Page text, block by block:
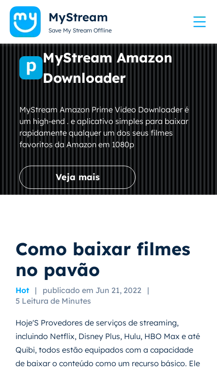
MyStream
Save My Stream Offline
MyStream Amazon
Downloader
MyStream Amazon Prime Video Downloader é
um high-end . e aplicativo simples para baixar
rapidamente qualquer um dos seus filmes
favoritos da Amazon em 1080p
Veja mais
Como baixar filmes
no pavão
Hot | publicado em Jun 21, 2022
|
5 Leitura de Minutes
Hoje'S Provedores de serviços de streaming,
incluindo Netflix, Disney Plus, Hulu, HBO Max e até
Quibi, todos estão equipados com a capacidade
de baixar o conteúdo como um recurso básico. Ele